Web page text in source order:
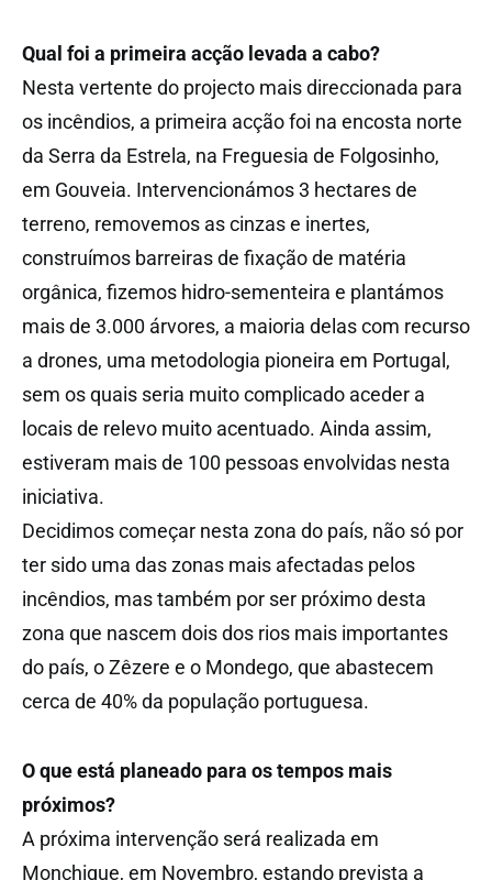
Qual foi a primeira acção levada a cabo?
Nesta vertente do projecto mais direccionada para
os incêndios, a primeira acção foi na encosta norte
da Serra da Estrela, na Freguesia de Folgosinho,
em Gouveia. Intervencionámos 3 hectares de
terreno, removemos as cinzas e inertes,
construímos barreiras de fixação de matéria
orgânica, fizemos hidro-sementeira e plantámos
mais de 3.000 árvores, a maioria delas com recurso
a drones, uma metodologia pioneira em Portugal,
sem os quais seria muito complicado aceder a
locais de relevo muito acentuado. Ainda assim,
estiveram mais de 100 pessoas envolvidas nesta
iniciativa.
Decidimos começar nesta zona do país, não só por
ter sido uma das zonas mais afectadas pelos
incêndios, mas também por ser próximo desta
zona que nascem dois dos rios mais importantes
do país, o Zêzere e o Mondego, que abastecem
cerca de 40% da população portuguesa.
O que está planeado para os tempos mais
próximos?
A próxima intervenção será realizada em
Monchique, em Novembro, estando prevista a